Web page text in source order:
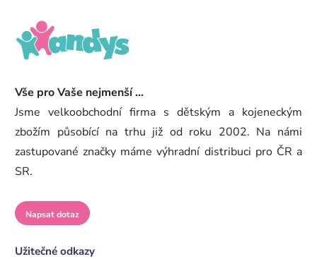
Vše pro Vaše nejmenší ...
Jsme velkoobchodní firma s dětským a kojeneckým
zbožím působící na trhu již od roku 2002. Na námi
zastupované značky máme výhradní distribuci pro ČR a
SR.
Napsat dotaz
Užitečné odkazy